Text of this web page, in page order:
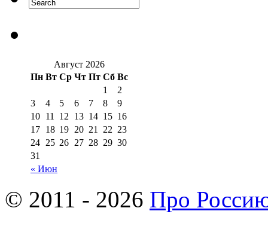
Август 2026
Пн Вт Ср Чт Пт Сб Вс
« Июн
1
2
3
4 5 6 7 8
9
10 11 12 13 14 15 16
17 18 19 20 21 22 23
24 25 26 27 28 29 30
31
© 2011 - 2026 Про